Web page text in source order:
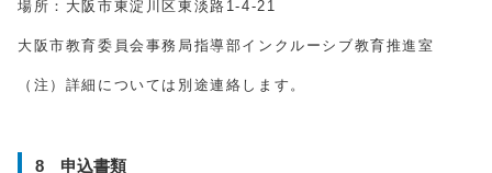
場所：大阪市東淀川区東淡路1-4-21
大阪市教育委員会事務局指導部インクルーシブ教育推進室
（注）詳細については別途連絡します。
8 申込書類